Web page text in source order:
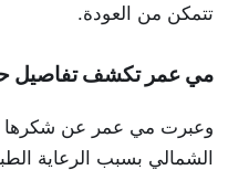
تتمكن من العودة.
مي عمر تكشف تفاصيل
وعبرت مي عمر عن
الشمالي بسبب الرعاية